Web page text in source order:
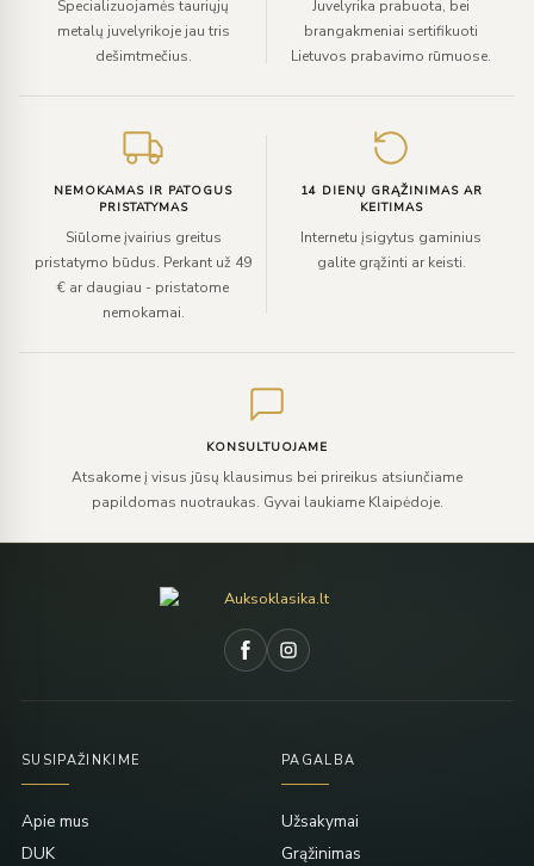
Specializuojamės tauriųjų
metalų juvelyrikoje jau tris
dešimtmečius.
Juvelyrika prabuota, bei
brangakmeniai sertifikuoti
Lietuvos prabavimo rūmuose.
NEMOKAMAS IR PATOGUS
PRISTATYMAS
Siūlome įvairius greitus
pristatymo būdus. Perkant už 49
€ ar daugiau - pristatome
nemokamai.
14 DIENŲ GRĄŽINIMAS AR
KEITIMAS
Internetu įsigytus gaminius
galite grąžinti ar keisti.
KONSULTUOJAME
Atsakome į visus jūsų klausimus bei prireikus atsiunčiame
papildomas nuotraukas. Gyvai laukiame Klaipėdoje.
SUSIPAŽINKIME
Apie mus
DUK
PAGALBA
Užsakymai
Grąžinimas